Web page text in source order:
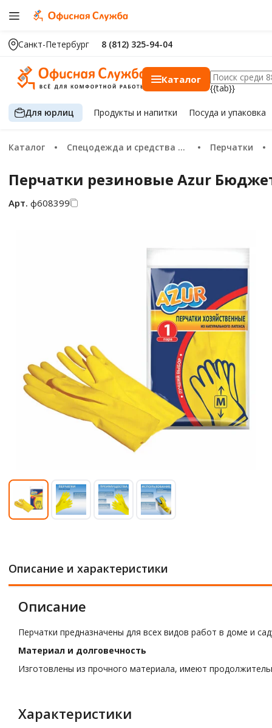
Санкт-Петербург 8 (812) 325-94-04
Каталог
{{tab}}
Для юрлиц Продуктыи напитки Посуда и упаковка
Каталог Спецодежда и средства защиты Перчатки
Перчатки резиновые Azur
Арт. ф608399
Описание и характеристики
Описание
Перчатки предназначены для всех видов работ в доме и
Материал и долговечность
Изготовлены из прочного материала, имеют
Характеристики